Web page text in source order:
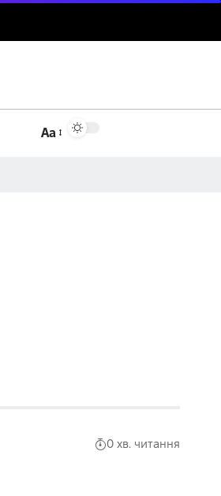
Аа
0 хв. читання